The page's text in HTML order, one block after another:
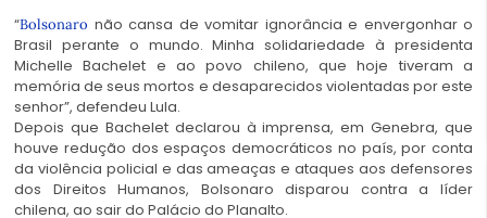
“Bolsonaro não cansa de vomitar ignorância e envergonhar o
Brasil perante o mundo. Minha solidariedade à presidenta
Michelle Bachelet e ao povo chileno, que hoje tiveram a
memória de seus mortos e desaparecidos violentadas por este
senhor”, defendeu Lula.
Depois que Bachelet declarou à imprensa, em Genebra, que
houve redução dos espaços democráticos no país, por conta
da violência policial e das ameaças e ataques aos defensores
dos Direitos Humanos, Bolsonaro disparou contra a líder
chilena, ao sair do Palácio do Planalto.